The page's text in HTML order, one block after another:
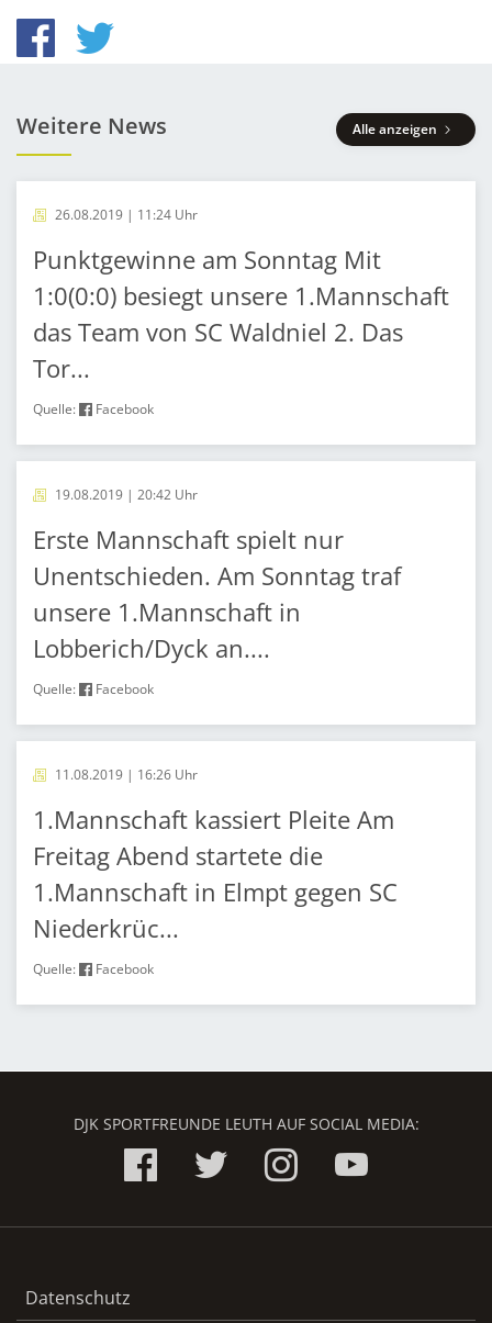
Weitere News Alle anzeigen
26.08.2019 | 11:24 Uhr
Punktgewinne am Sonntag Mit
1:0(0:0) besiegt unsere 1.Mannschaft
das Team von SC Waldniel 2. Das
Tor...
Quelle: Facebook
19.08.2019 | 20:42 Uhr
Erste Mannschaft spielt nur
Unentschieden. Am Sonntag traf
unsere 1.Mannschaft in
Lobberich/Dyck an....
Quelle: Facebook
11.08.2019 | 16:26 Uhr
1.Mannschaft kassiert Pleite Am
Freitag Abend startete die
1.Mannschaft in Elmpt gegen SC
Niederkrüc...
Quelle: Facebook
DJK SPORTFREUNDE LEUTH AUF SOCIAL MEDIA:
Datenschutz